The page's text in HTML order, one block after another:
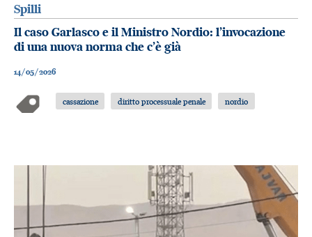
Spilli
Il caso Garlasco e il Ministro Nordio: l’invocazione
di una nuova norma che c’è già
14/05/2026
cassazione diritto processuale penale nordio